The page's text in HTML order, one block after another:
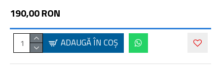
190,00 RON
ADAUGĂ ÎN COŞ